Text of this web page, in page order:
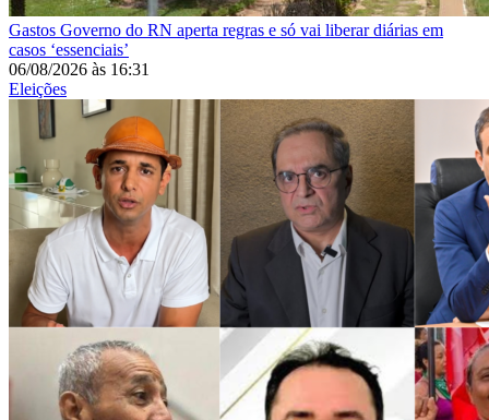
Gastos Governo do RN aperta regras e só vai liberar diárias em
casos ‘essenciais’
06/08/2026 às 16:31
Eleições